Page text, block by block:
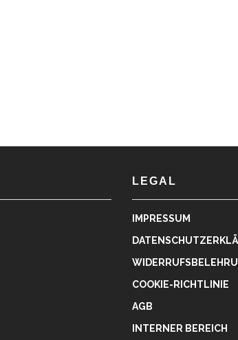
LEGAL
IMPRESSUM
COOKIE-RICHTLINIE
AGB
INTERNER BEREICH